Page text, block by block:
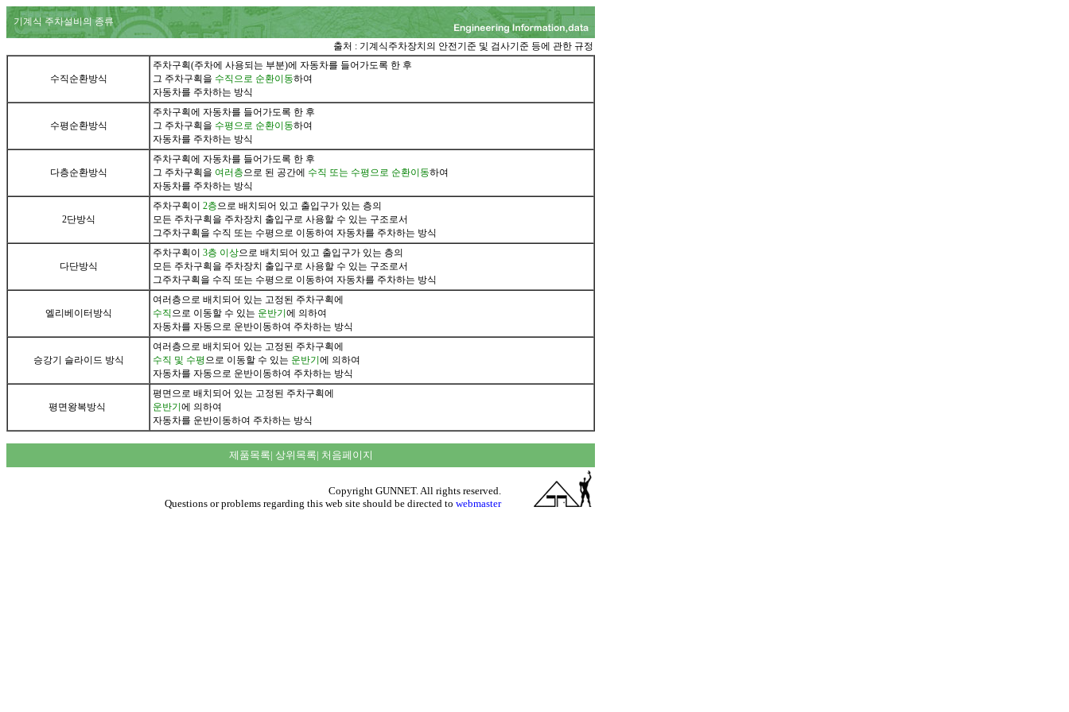
기계식 주차설비의 종류
출처 : 기계식주차장치의 안전기준 및 검사기준 등에 관한 규정
수직순환방식
주차구획(주차에 사용되는 부분)에 자동차를 들어가도록 한 후
그 주차구획을 수직으로 순환이동하여
자동차를 주차하는 방식
수평순환방식
주차구획에 자동차를 들어가도록 한 후
그 주차구획을 수평으로 순환이동하여
자동차를 주차하는 방식
다층순환방식
주차구획에 자동차를 들어가도록 한 후
그 주차구획을 여러층으로 된 공간에 수직 또는 수평으로 순환이동하여
자동차를 주차하는 방식
2단방식
주차구획이 2층으로 배치되어 있고 출입구가 있는 층의
모든 주차구획을 주차장치 출입구로 사용할 수 있는 구조로서
그주차구획을 수직 또는 수평으로 이동하여 자동차를 주차하는 방식
다단방식
주차구획이 3층 이상으로 배치되어 있고 출입구가 있는 층의
모든 주차구획을 주차장치 출입구로 사용할 수 있는 구조로서
그주차구획을 수직 또는 수평으로 이동하여 자동차를 주차하는 방식
엘리베이터방식
여러층으로 배치되어 있는 고정된 주차구획에
수직으로 이동할 수 있는 운반기 에 의하여
자동차를 자동으로 운반이동하여 주차하는 방식
승강기 슬라이드 방식
여러층으로 배치되어 있는 고정된 주차구획에
수직 및 수평으로 이동할 수 있는 운반기 에 의하여
자동차를 자동으로 운반이동하여 주차하는 방식
평면왕복방식
평면으로 배치되어 있는 고정된 주차구획에
운반기 에 의하여
자동차를 운반이동하여 주차하는 방식
제품목록| 상위목록| 처음페이지
Copyright GUNNET. All rights reserved.
Questions or problems regarding this web site should be directed to webmaster